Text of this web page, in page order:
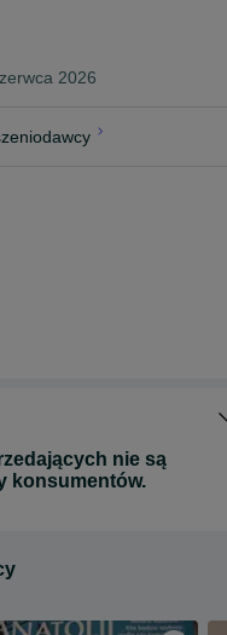
2026
nie są
konsumentów.